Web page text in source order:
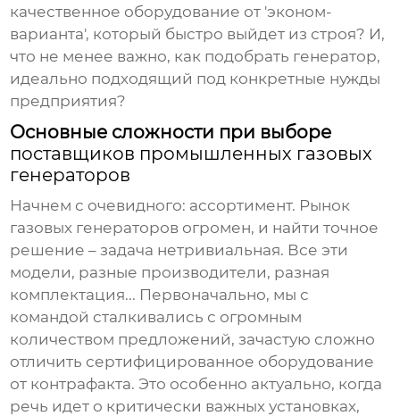
качественное оборудование от 'эконом-
варианта', который быстро выйдет из строя? И,
что не менее важно, как подобрать генератор,
идеально подходящий под конкретные нужды
предприятия?
Основные сложности при выборе
поставщиков промышленных газовых
генераторов
Начнем с очевидного: ассортимент. Рынок
газовых генераторов огромен, и найти точное
решение – задача нетривиальная. Все эти
модели, разные производители, разная
комплектация... Первоначально, мы с
командой сталкивались с огромным
количеством предложений, зачастую сложно
отличить сертифицированное оборудование
от контрафакта. Это особенно актуально, когда
речь идет о критически важных установках,